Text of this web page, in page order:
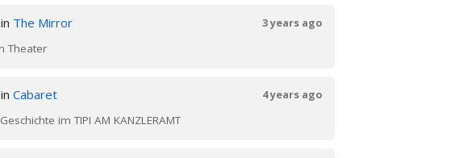
3 years ago
in The Mirror
Theater
4 years ago
in Cabaret
im TIPI AM KANZLERAMT